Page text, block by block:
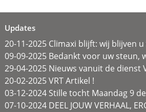
Updates
20-11-2025 Climaxi blijft: wij blijven
09-09-2025 Bedankt voor uw steun,
29-04-2025 Nieuws vanuit de dienst
20-02-2025 VRT Artikel !
03-12-2024 Stille tocht Maandag 9
07-10-2024 DEEL JOUW VERHAAL,